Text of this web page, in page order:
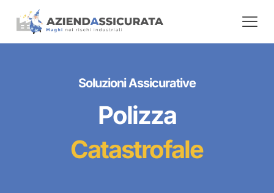
Soluzioni Assicurative
Polizza
Catastrofale